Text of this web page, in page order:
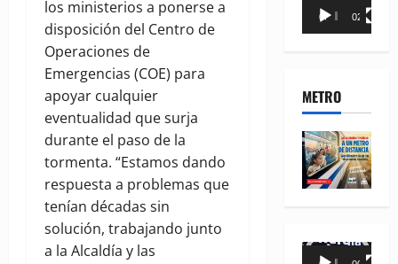
los ministerios a ponerse a
disposición del Centro de
Operaciones de
Emergencias (COE) para
apoyar cualquier
eventualidad que surja
durante el paso de la
tormenta. “Estamos dando
respuesta a problemas que
tenían décadas sin
solución, trabajando junto
a la Alcaldía y las
Reproductor
00:00 02:18
METRO
Reproductor